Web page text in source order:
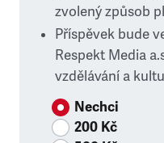
zvolený způsob
Příspěvek bude
Respekt Media
vzdělávání a
Nechci
200 Kč